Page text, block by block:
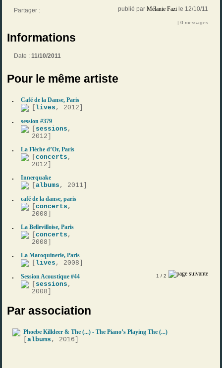
Partager : publié par Mélanie Fazi le 12/10/11
| 0 messages
Informations
Date :11/10/2011
Pour le même artiste
Café de la Danse, Paris
lives , 2012]
session #379
sessions ,
2012]
La Flèche d’Or, Paris
[concerts ,
2012]
Innerquake
[albums , 2011]
café de la danse, paris
[concerts ,
2008]
La Bellevilloise, Paris
[concerts ,
2008]
La Maroquinerie, Paris
lives , 2008]
Session Acoustique #44
sessions ,
2008]
1 / 2
Par association
Phoebe Killdeer & The (...) - The Piano’s Playing The (...)
[albums , 2016]